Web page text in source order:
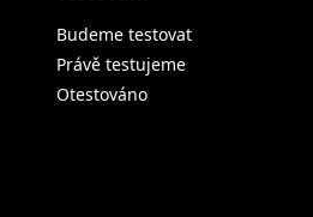
Budeme testovat
Právě testujeme
Otestováno